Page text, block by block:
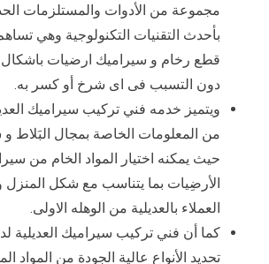
مجموعة من الأدوات والمستلزمات
بأحدث التقنيات التكنولوجية وهي
قطع رخام و سيراميك ارضيات باشكال
دون التسبب فى اى شرخ أو كسر به.
ويتميز خدمه فني تركيب سيراميك
من المعلومات الخاصة بمجال البَلاط و
حيث يمكنه اختيار المواد الخام من
الأرضِيات بما يتناسب مع شكل المنزل
العملاء بالعديلية من الوهله الاولى.
كما أن فني تركيب سيراميك العديلية
تحديد الأنواع عالية الجودة من المواد